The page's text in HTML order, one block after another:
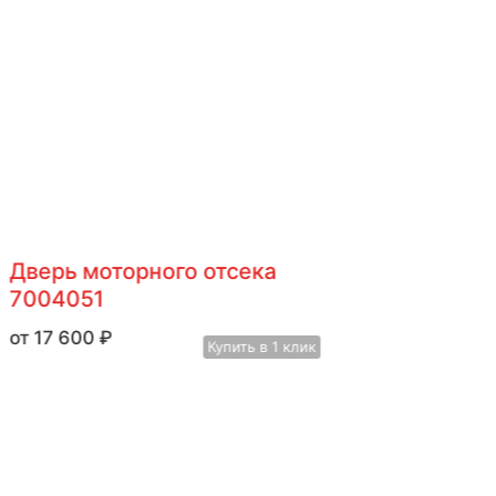
моторного отсека
17 600₽ Купить в 1 клик